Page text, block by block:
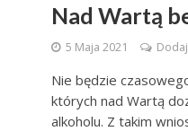
Nad Wartą
5 Maja 2021
Nie będzie
których nad Wartą
alkoholu. Z takim